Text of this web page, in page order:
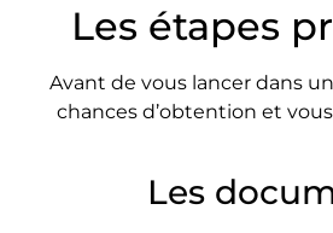
Les étapes
Avant de vous lancer dans
chances d’obtention et
Les